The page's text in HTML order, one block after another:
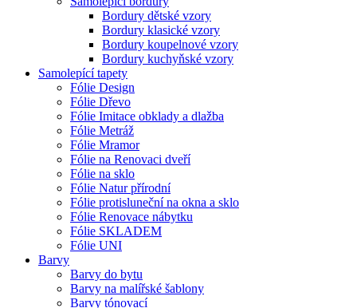
Bordury dětské vzory
Bordury klasické vzory
Bordury koupelnové vzory
Bordury kuchyňské vzory
Samolepící tapety
Fólie Design
Fólie Dřevo
Fólie Imitace obklady a dlažba
Fólie Metráž
Fólie Mramor
Fólie na Renovaci dveří
Fólie na sklo
Fólie Natur přírodní
Fólie protisluneční na okna a sklo
Fólie Renovace nábytku
Fólie SKLADEM
Fólie UNI
Barvy
Barvy do bytu
Barvy na malířské šablony
Barvy tónovací